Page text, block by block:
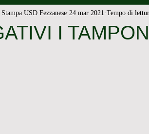
I
USD Fezzanese 24 mar 2021 Tempo di